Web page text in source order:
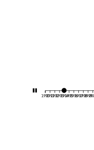
1990199119921993199419951996199719981999